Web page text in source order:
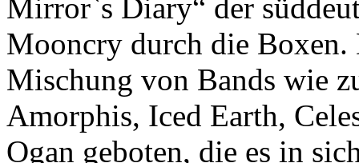
Mirror`s Diary“ der
Mooncry durch die
Mischung von Bands wie
Amorphis, Iced Earth,
Ogan geboten, die es in